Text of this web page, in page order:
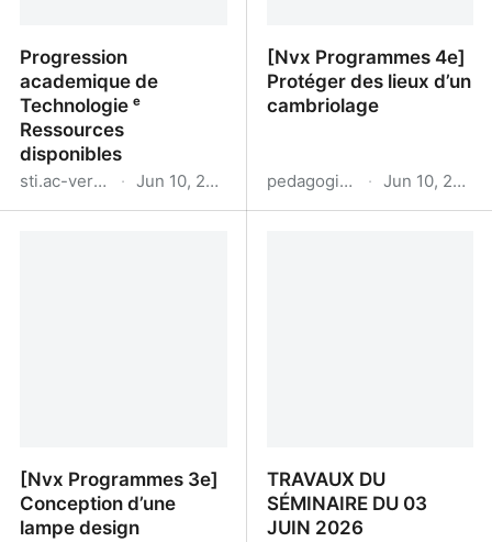
Progression
academique de
Technologie ᵉ
Ressources
disponibles
sti.ac-versailles.fr · Jun 10, 2026
[Nvx Programmes 4e]
Protéger des lieux d’un
cambriolage
pedagogie.ac-rennes.fr · Jun 10, 2026
[Nvx Programmes 3e]
Conception d’une
lampe design
TRAVAUX DU
SÉMINAIRE DU 03
JUIN 2026